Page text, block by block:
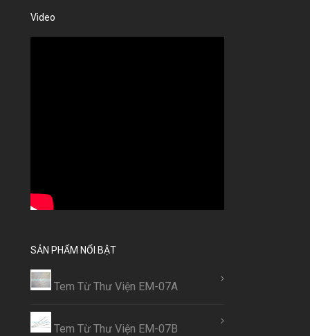
Video
SẢN PHẨM NỔI BẬT
Tem Từ Thư Viện EM-07A
Tem Từ Thư Viện EM-07B